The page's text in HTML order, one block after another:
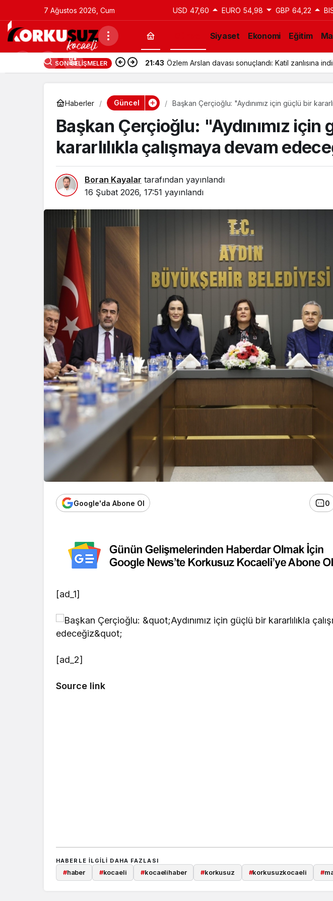
7 Ağustos 2026, Cum USD 47,60 EURO 54,98 GBP 64,22
Siyaset Ekonomi Eğitim
SON GELIŞMELER 21:43 Utku Caner Çaykara Tahliye Kararı: Aziz İhsan
Haberler Güncel
Başkan Çerçioğlu: "Aydınımız için güçlü bir
Başkan Çerçioğlu: "Aydınımız için
kararlılıkla çalışmaya devam
Boran Kayalar tarafından yayınlandı
16 Şubat 2026, 17:51 yayınlandı
Google'da Abone Ol 0
[ad_1]
[ad_2]
Source link
HABERLE ILGILI DAHA FAZLASI
#haber #kocaeli #kocaelihaber #korkusuz #korkusuzkocaeli #